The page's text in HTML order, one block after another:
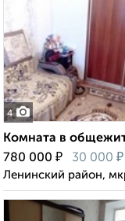
4
Комната в
780 000 ₽ 30 000 ₽
Ленинский район,